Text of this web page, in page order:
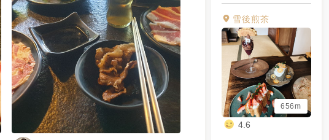
雪後煎茶
656m
4.6